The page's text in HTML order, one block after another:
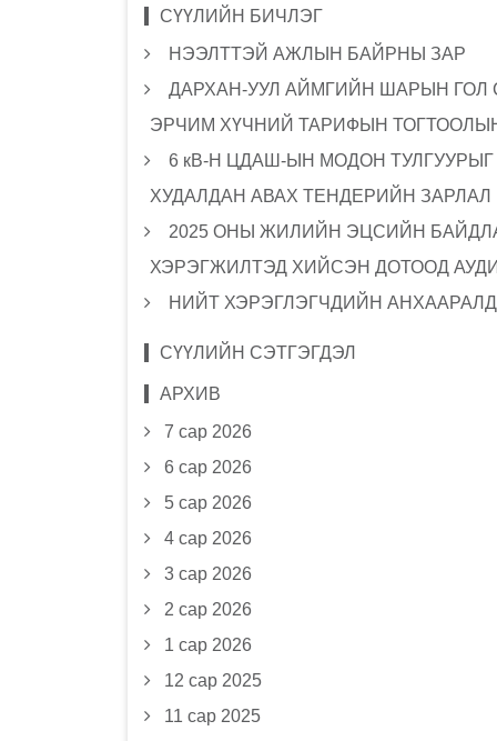
СҮҮЛИЙН БИЧЛЭГ
НЭЭЛТТЭЙ АЖЛЫН БАЙРНЫ ЗАР
ДАРХАН-УУЛ АЙМГИЙН ШАРЫН ГОЛ
ЭРЧИМ ХҮЧНИЙ ТАРИФЫН
6 кВ-Н ЦДАШ-ЫН МОДОН
ХУДАЛДАН АВАХ ТЕНДЕРИЙН ЗАРЛАЛ
2025 ОНЫ ЖИЛИЙН ЭЦСИЙН
ХЭРЭГЖИЛТЭД ХИЙСЭН ДОТООД
НИЙТ ХЭРЭГЛЭГЧДИЙН АНХААРАЛД
СҮҮЛИЙН СЭТГЭГДЭЛ
АРХИВ
7 сар 2026
6 сар 2026
5 сар 2026
4 сар 2026
3 сар 2026
2 сар 2026
1 сар 2026
12 сар 2025
11 сар 2025